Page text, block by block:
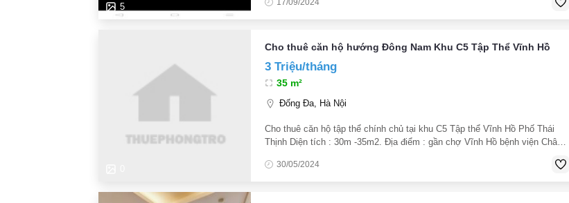
5
Cho thuê căn hộ hướng Đông Nam Khu C5 Tập Thể Vĩnh Hồ
3 Triệu/tháng
35 m²
Đống Đa, Hà Nội
Cho thuê căn hộ tập thể chính chủ tại khu C5 Tập thể Vĩnh Hồ Phố Thái
Thịnh Diện tích : 30m -35m2. Địa điểm : gần chợ Vĩnh Hồ bệnh viện Châm
theo hóa đơn
30/05/2024